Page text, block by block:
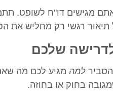
שאתם מגישים דו"ח לשופט.
תיאור רגשי רק מחליש את
שלכם
למה מגיע לכם מה
בחוק או בחוזה.